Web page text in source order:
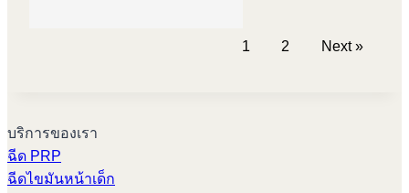
1 2 Next »
บริการของเรา
ฉีด PRP
ฉีดไขมันหน้าเด็ก